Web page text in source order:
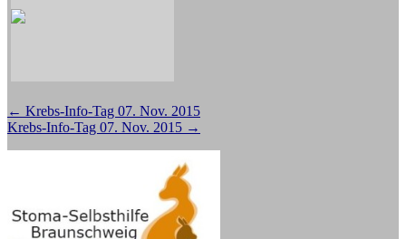
Beitragsnavigation
← Krebs-Info-Tag 07. Nov. 2015
Krebs-Info-Tag 07. Nov. 2015 →